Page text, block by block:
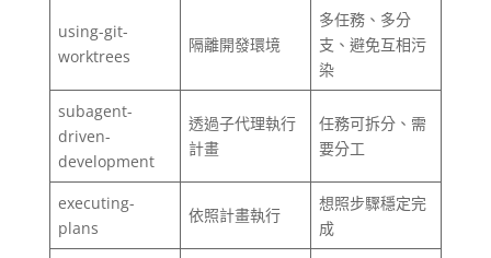
using-git-
worktrees
隔離開發環境
多任務、多分
支、避免互相污
染
subagent-
driven-
development
透過子代理執行
計畫
任務可拆分、需
要分工
executing-
plans
依照計畫執行
想照步驟穩定完
成